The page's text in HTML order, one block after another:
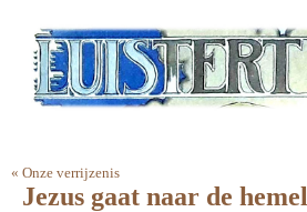
« Onze verrijzenis
Jezus gaat naar de hemel